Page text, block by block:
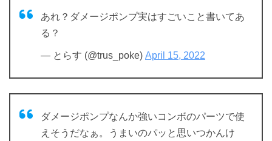
あれ？ダメージポンプ実はすごいこと書いてあ
る？
— とらす (@trus_poke) April 15, 2022
ダメージポンプなんか強いコンボのパーツで使
えそうだなぁ。うまいのパッと思いつかんけ